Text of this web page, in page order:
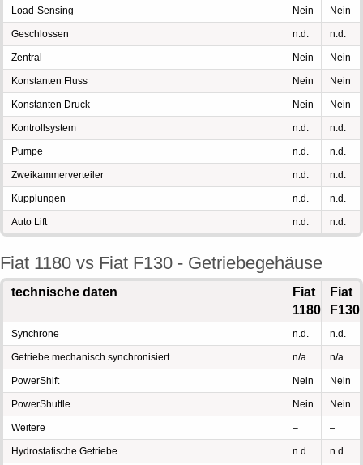
Load-Sensing Nein Nein
Geschlossen n.d. n.d.
Zentral Nein Nein
Konstanten Fluss Nein Nein
Konstanten Druck Nein Nein
Kontrollsystem n.d. n.d.
Pumpe n.d. n.d.
Zweikammerverteiler n.d. n.d.
Kupplungen n.d. n.d.
Auto Lift n.d. n.d.
Fiat 1180 vs Fiat F130 - Getriebegehäuse
technische daten
Fiat
1180
Fiat
F130
Synchrone n.d. n.d.
Getriebe mechanisch synchronisiert n/a n/a
PowerShift Nein Nein
PowerShuttle Nein Nein
Weitere – –
Hydrostatische Getriebe n.d. n.d.